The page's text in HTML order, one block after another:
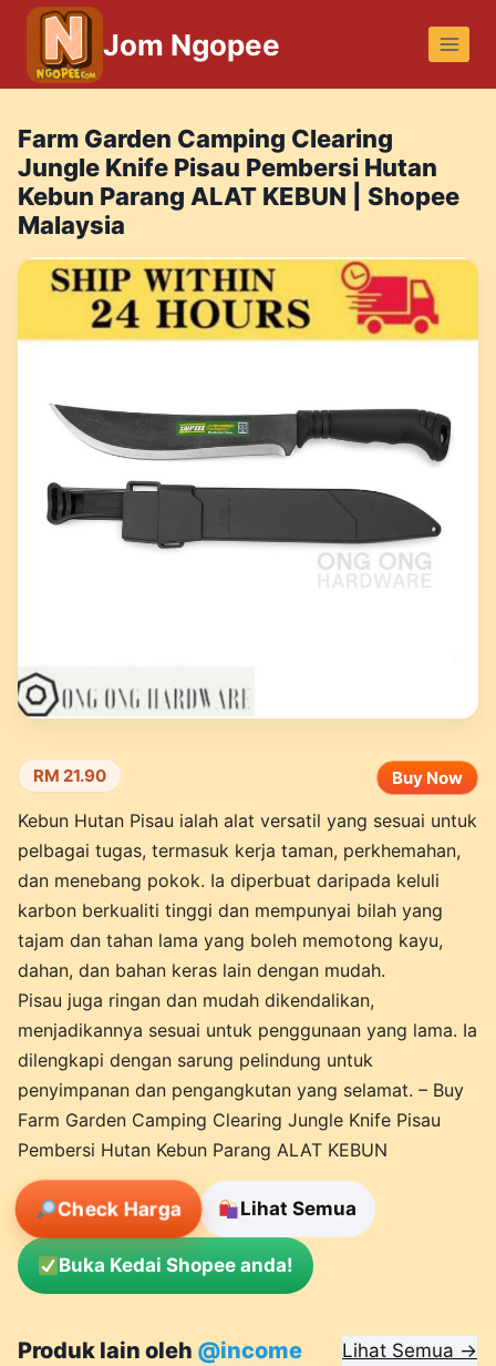
Skip
content
Jom Ngopee
Farm Garden Camping Clearing
Jungle Knife Pisau Pembersi Hutan
Kebun Parang ALAT KEBUN | Shopee
Malaysia
RM 21.90 Buy Now
Kebun Hutan Pisau ialah alat versatil yang sesuai untuk
pelbagai tugas, termasuk kerja taman, perkhemahan,
dan menebang pokok. Ia diperbuat daripada keluli
karbon berkualiti tinggi dan mempunyai bilah yang
tajam dan tahan lama yang boleh memotong kayu,
dahan, dan bahan keras lain dengan mudah.
Pisau juga ringan dan mudah dikendalikan,
menjadikannya sesuai untuk penggunaan yang lama. Ia
dilengkapi dengan sarung pelindung untuk
penyimpanan dan pengangkutan yang selamat. – Buy
Farm Garden Camping Clearing Jungle Knife Pisau
Pembersi Hutan Kebun Parang ALAT KEBUN
Check Harga Lihat Semua
Buka Kedai Shopee anda!
Produk lain oleh @income Lihat Semua →